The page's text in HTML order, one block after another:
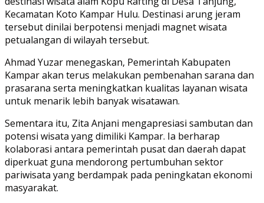
Kecamatan Koto Kampar Hulu. Destinasi arung jeram
tersebut dinilai berpotensi menjadi magnet wisata
petualangan di wilayah tersebut.
Ahmad Yuzar menegaskan, Pemerintah Kabupaten
Kampar akan terus melakukan pembenahan sarana dan
prasarana serta meningkatkan kualitas layanan wisata
untuk menarik lebih banyak wisatawan.
Sementara itu, Zita Anjani mengapresiasi sambutan dan
potensi wisata yang dimiliki Kampar. Ia berharap
kolaborasi antara pemerintah pusat dan daerah dapat
diperkuat guna mendorong pertumbuhan sektor
pariwisata yang berdampak pada peningkatan ekonomi
masyarakat.